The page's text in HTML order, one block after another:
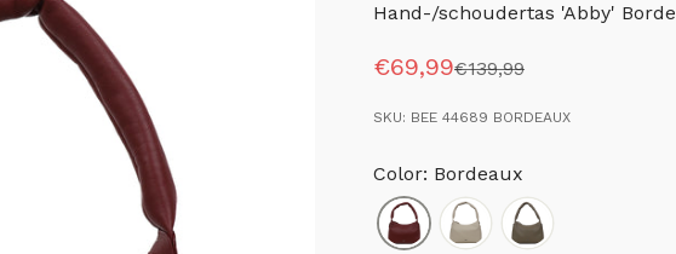
Hand-/schoudertas 'Abby'
Aanbiedingsprijs
€69,99Normale prijs
€139,99
SKU: BEE 44689 BORDEAUX
Color: Bordeaux